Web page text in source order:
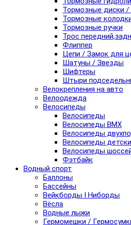
Тормозные диски
Тормозные
Тормозные ручки
Трос
Флиппер
Цепи / Замок для
Шатуны / Звезды
Шифтеры
Штыри
Велокрепления на авто
Велоодежда
Велосипеды
Велосипеды
Велосипеды BMX
Велосипеды
Велосипеды
Велосипеды
Фэтбайк
Водный спорт
Баллоны
Бассейны
Вейкборды I Ниборды
Вёсла
Водные лыжи
Гермомешки /